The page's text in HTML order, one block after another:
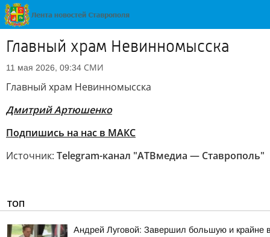
Главный храм Невинномысска
11 мая 2026, 09:34 СМИ
Главный храм Невинномысска
Дмитрий Артюшенко
Подпишись на нас в МАКС
Источник: Telegram-канал "АТВмедиа — Ставрополь"
ТОП
Андрей Луговой: Завершил большую и крайне